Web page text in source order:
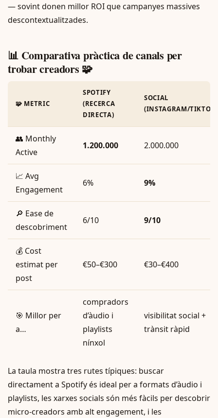
— sovint donen millor ROI que campanyes massives
descontextualitzades.
📊 Comparativa pràctica de canals per
trobar creadors 🧩
🧩 METRIC
SPOTIFY
(RECERCA
DIRECTA)
SOCIAL
(INSTAGRAM/TIKTOK)
👥 Monthly
Active
1.200.000 2.000.000
📈 Avg
Engagement
6% 9%
🔎 Ease de
descobriment
6/10 9/10
💰 Cost
estimat per
post
€50–€300 €30–€400
🎯 Millor per
a…
compradors
d’àudio i
playlists
nínxol
visibilitat social +
trànsit ràpid
La taula mostra tres rutes típiques: buscar
directament a Spotify és ideal per a formats d’àudio i
playlists, les xarxes socials són més fàcils per descobrir
micro-creadors amb alt engagement, i les